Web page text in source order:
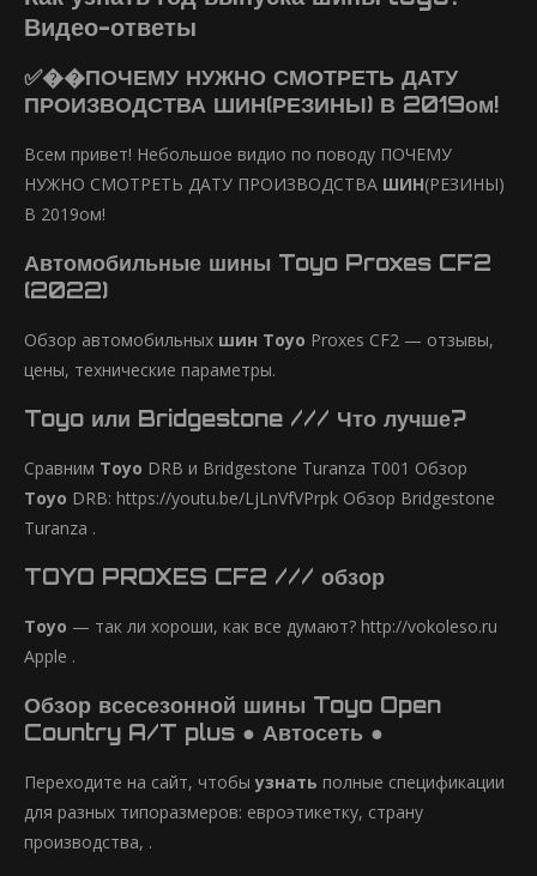
Видео-ответы
✅��ПОЧЕМУ НУЖНО СМОТРЕТЬ ДАТУ
ПРОИЗВОДСТВА ШИН(РЕЗИНЫ) В 2019ом!
Всем привет! Небольшое видио по поводу ПОЧЕМУ
НУЖНО СМОТРЕТЬ ДАТУ ПРОИЗВОДСТВА ШИН(РЕЗИНЫ)
В 2019ом!
Автомобильные шины Toyo Proxes CF2
(2022)
Обзор автомобильных шин Toyo Proxes CF2 — отзывы,
цены, технические параметры.
Toyo или Bridgestone /// Что лучше?
Сравним Toyo DRB и Bridgestone Turanza T001 Обзор
Toyo DRB: https://youtu.be/LjLnVfVPrpk Обзор Bridgestone
Turanza .
TOYO PROXES CF2 /// обзор
Toyo — так ли хороши, как все думают? http://vokoleso.ru
Apple .
Обзор всесезонной шины Toyo Open
Country A/T plus ● Автосеть ●
Переходите на сайт, чтобыузнать полные спецификации
для разных типоразмеров: евроэтикетку, страну
производства, .